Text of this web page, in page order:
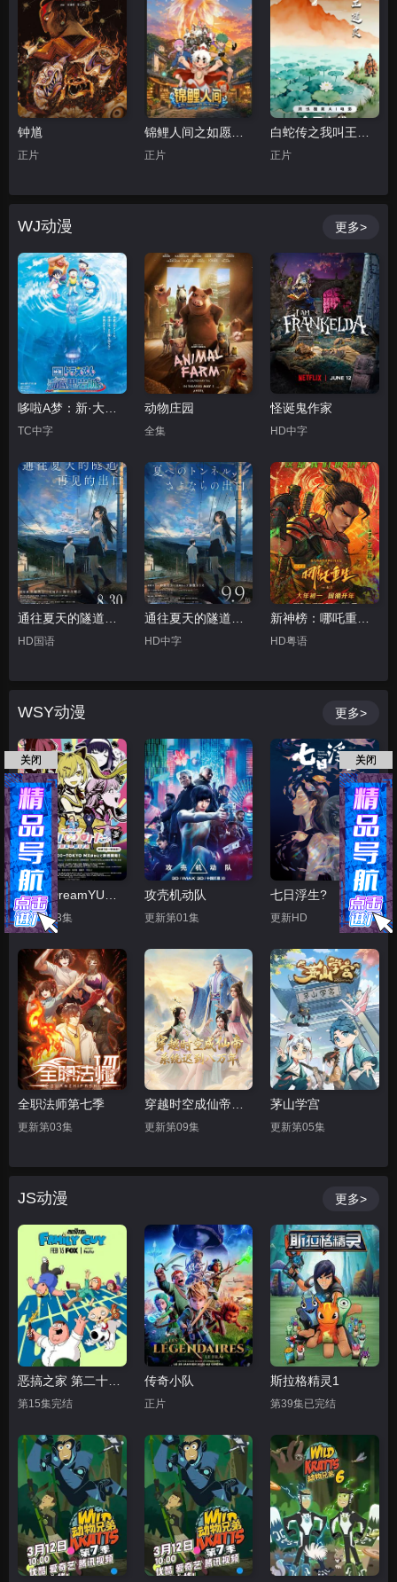
钟馗
正片
锦鲤人间之如愿以偿
正片 正片
WJ动漫 更多>
哆啦A梦：新·大雄的海底鬼岩城
TC中字
动物庄园
全集
怪诞鬼作家
HD中字
HD国语 HD中字 HD粤语
WSY动漫 更多>
更新第03集
攻壳机动队
更新第01集
七日浮生?
更新HD
全职法师第七季
更新第03集 更新第09集
茅山学宫
更新第05集
JS动漫 更多>
第15集完结
传奇小队
正片
斯拉格精灵1
第39集已完结
关闭 关闭